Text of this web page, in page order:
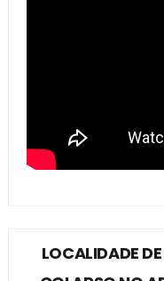
LOCALIDADE